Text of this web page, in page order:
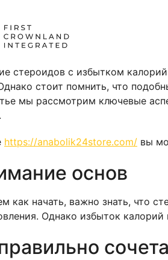
стероидов с избытком
стоит помнить, что
мы рассмотрим ключевые
https://anabolik24store.com/ вы
основ
как начать, важно знать, что
Однако избыток